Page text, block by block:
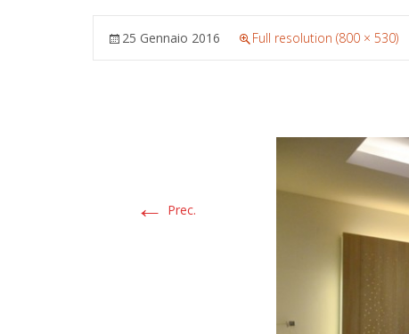
25 Gennaio 2016 Full resolution (800 × 530)
← Prec.